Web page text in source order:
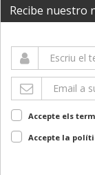
Recibe nuestro
Accepte els
Accepte la